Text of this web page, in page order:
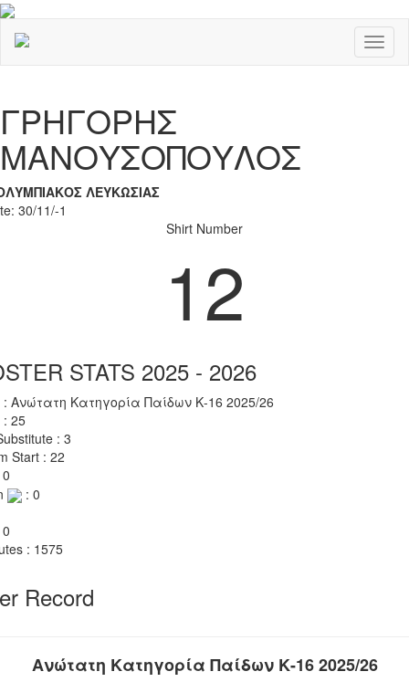
ΓΡΗΓΟΡΗΣ
ΜΑΝΟΥΣΟΠΟΥΛΟΣ
ΛΕΥΚΩΣΙΑΣ
30/11/-1
Shirt Number
12
STATS 2025 - 2026
: Ανώτατη Κατηγορία Παίδων Κ-16 2025/26
: 25
: 3
Start : 22
: 0
: 1575
Record
Ανώτατη Κατηγορία Παίδων Κ-16 2025/26